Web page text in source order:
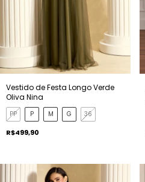
Vestido de Festa Longo Verde
Oliva Nina
PP P M G 36
R$499,90